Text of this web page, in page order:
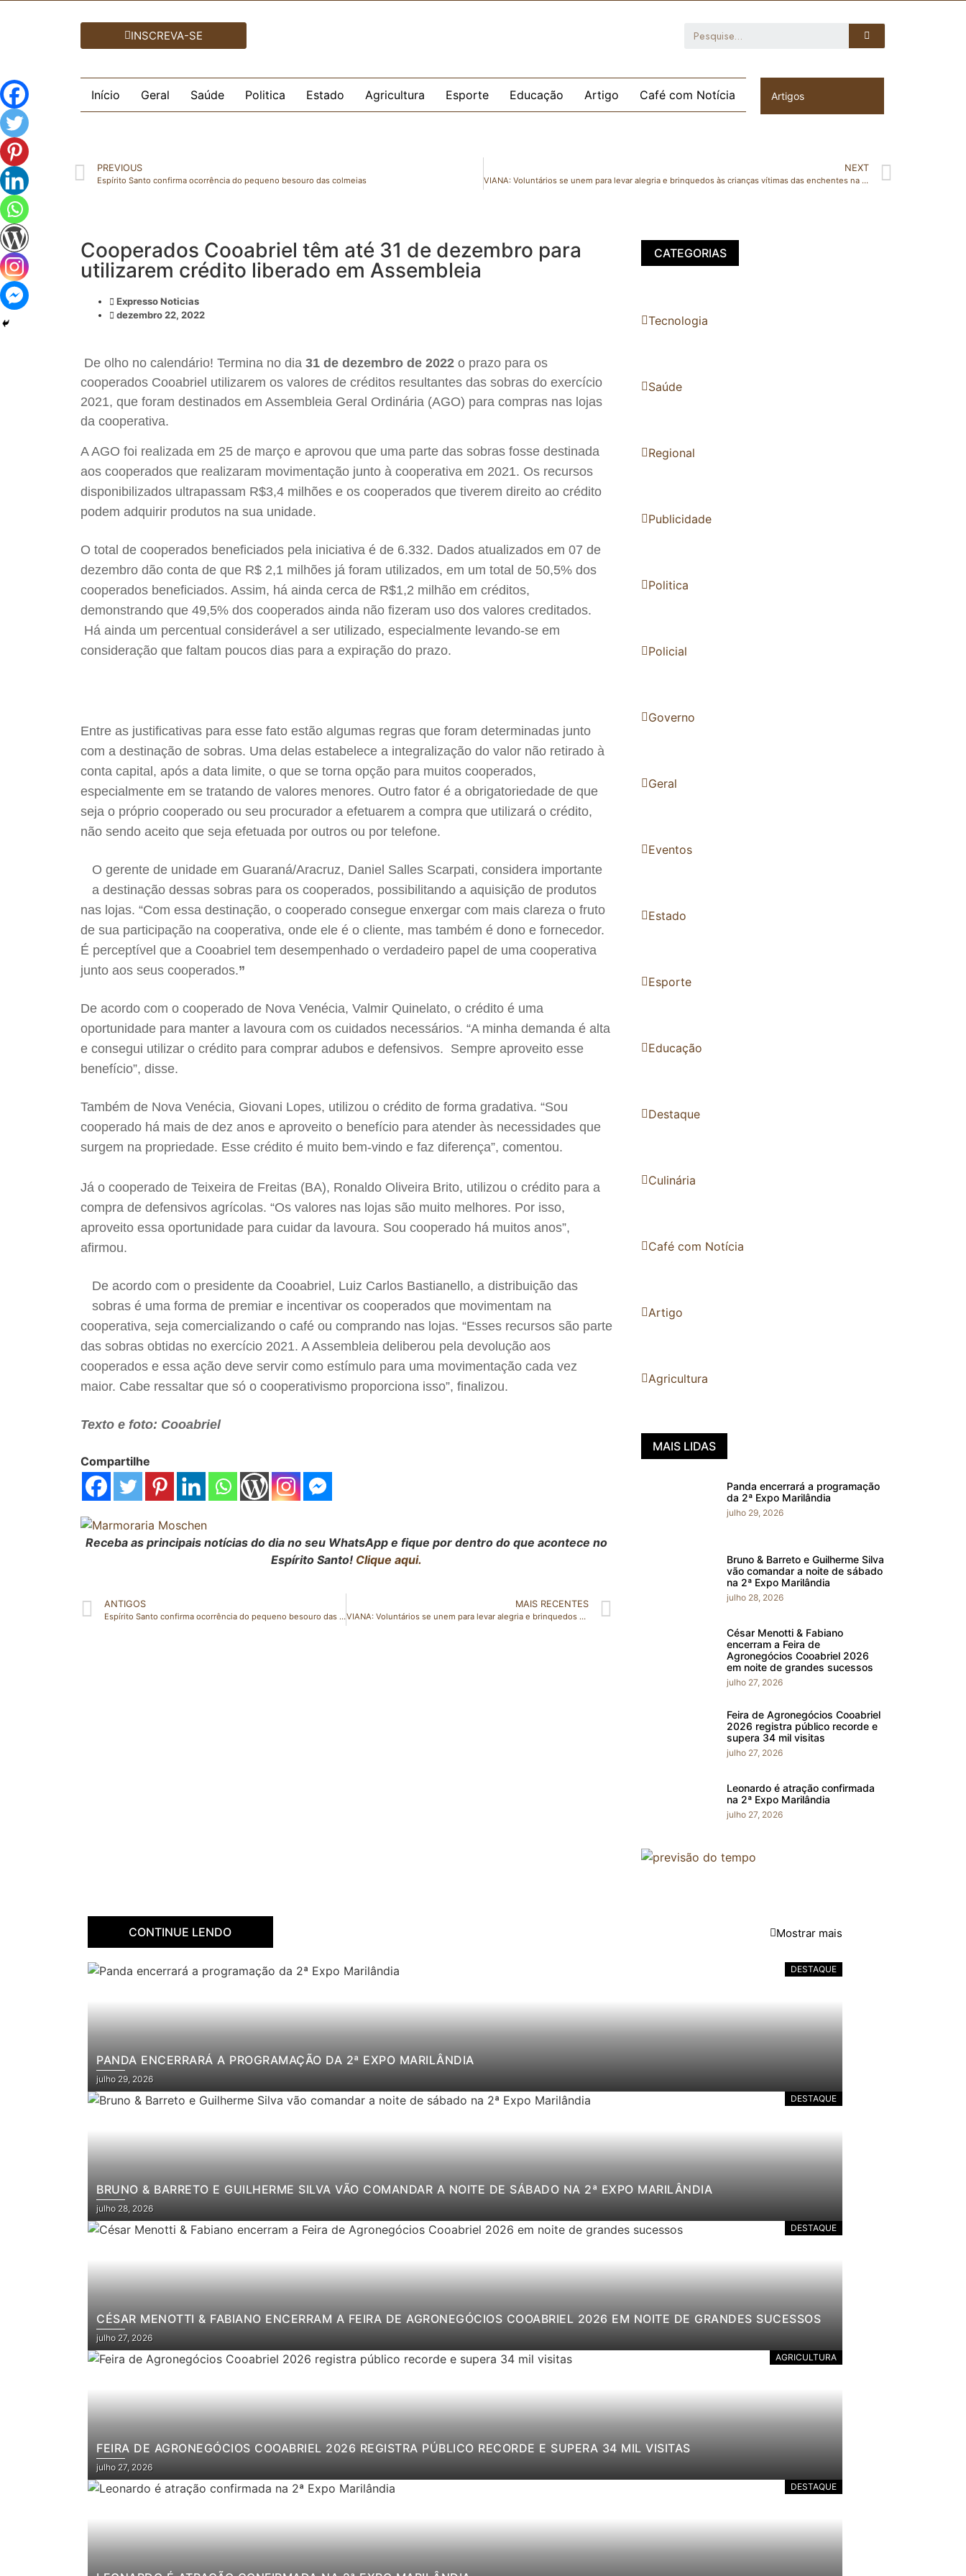
INSCREVA-SE
Início Geral Saúde Politica Estado Agricultura Esporte Educação Artigo Café com Notícia Artigos
PREVIOUS
Espírito Santo confirma ocorrência do pequeno besouro das colmeias
NEXT
VIANA: Voluntários se unem para levar alegria e brinquedos às crianças vítimas das enchentes na véspera de Natal
Cooperados Cooabriel têm até 31 de dezembro para
utilizarem crédito liberado em Assembleia
Expresso Noticias
dezembro 22, 2022
De olho no calendário! Termina no dia 31 de dezembro de 2022 o prazo para os
cooperados Cooabriel utilizarem os valores de créditos resultantes das sobras do exercício
2021, que foram destinados em Assembleia Geral Ordinária (AGO) para compras nas lojas
da cooperativa.
A AGO foi realizada em 25 de março e aprovou que uma parte das sobras fosse destinada
aos cooperados que realizaram movimentação junto à cooperativa em 2021. Os recursos
disponibilizados ultrapassam R$3,4 milhões e os cooperados que tiverem direito ao crédito
podem adquirir produtos na sua unidade.
O total de cooperados beneficiados pela iniciativa é de 6.332. Dados atualizados em 07 de
dezembro dão conta de que R$ 2,1 milhões já foram utilizados, em um total de 50,5% dos
cooperados beneficiados. Assim, há ainda cerca de R$1,2 milhão em créditos,
demonstrando que 49,5% dos cooperados ainda não fizeram uso dos valores creditados.
Há ainda um percentual considerável a ser utilizado, especialmente levando-se em
consideração que faltam poucos dias para a expiração do prazo.
Entre as justificativas para esse fato estão algumas regras que foram determinadas junto
com a destinação de sobras. Uma delas estabelece a integralização do valor não retirado à
conta capital, após a data limite, o que se torna opção para muitos cooperados,
especialmente em se tratando de valores menores. Outro fator é a obrigatoriedade de que
seja o próprio cooperado ou seu procurador a efetuarem a compra que utilizará o crédito,
não sendo aceito que seja efetuada por outros ou por telefone.
O gerente de unidade em Guaraná/Aracruz, Daniel Salles Scarpati, considera importante
a destinação dessas sobras para os cooperados, possibilitando a aquisição de produtos
nas lojas. “Com essa destinação, o cooperado consegue enxergar com mais clareza o fruto
de sua participação na cooperativa, onde ele é o cliente, mas também é dono e fornecedor.
É perceptível que a Cooabriel tem desempenhado o verdadeiro papel de uma cooperativa
junto aos seus cooperados.”
De acordo com o cooperado de Nova Venécia, Valmir Quinelato, o crédito é uma
oportunidade para manter a lavoura com os cuidados necessários. “A minha demanda é alta
e consegui utilizar o crédito para comprar adubos e defensivos. Sempre aproveito esse
benefício”, disse.
Também de Nova Venécia, Giovani Lopes, utilizou o crédito de forma gradativa. “Sou
cooperado há mais de dez anos e aproveito o benefício para atender às necessidades que
surgem na propriedade. Esse crédito é muito bem-vindo e faz diferença”, comentou.
Já o cooperado de Teixeira de Freitas (BA), Ronaldo Oliveira Brito, utilizou o crédito para a
compra de defensivos agrícolas. “Os valores nas lojas são muito melhores. Por isso,
aproveito essa oportunidade para cuidar da lavoura. Sou cooperado há muitos anos”,
afirmou.
De acordo com o presidente da Cooabriel, Luiz Carlos Bastianello, a distribuição das
sobras é uma forma de premiar e incentivar os cooperados que movimentam na
cooperativa, seja comercializando o café ou comprando nas lojas. “Esses recursos são parte
das sobras obtidas no exercício 2021. A Assembleia deliberou pela devolução aos
cooperados e essa ação deve servir como estímulo para uma movimentação cada vez
maior. Cabe ressaltar que só o cooperativismo proporciona isso”, finalizou.
Texto e foto: Cooabriel
Compartilhe
Receba as principais notícias do dia no seu WhatsApp e fique por dentro do que acontece no
Espírito Santo! Clique aqui.
ANTIGOS
Espírito Santo confirma ocorrência do pequeno besouro das colmeias
MAIS RECENTES
VIANA: Voluntários se unem para levar alegria e brinquedos às crianças vítimas das enchentes na véspera de Natal
CATEGORIAS
Tecnologia
Saúde
Regional
Publicidade
Politica
Policial
Governo
Geral
Eventos
Estado
Esporte
Educação
Destaque
Culinária
Café com Notícia
Artigo
Agricultura
MAIS LIDAS
Panda encerrará a programação
da 2ª Expo Marilândia
julho 29, 2026
Bruno & Barreto e Guilherme Silva
vão comandar a noite de sábado
na 2ª Expo Marilândia
julho 28, 2026
César Menotti & Fabiano
encerram a Feira de
Agronegócios Cooabriel 2026
em noite de grandes sucessos
julho 27, 2026
Feira de Agronegócios Cooabriel
2026 registra público recorde e
supera 34 mil visitas
julho 27, 2026
Leonardo é atração confirmada
na 2ª Expo Marilândia
julho 27, 2026
CONTINUE LENDO Mostrar mais
DESTAQUE
PANDA ENCERRARÁ A PROGRAMAÇÃO DA 2ª EXPO MARILÂNDIA
julho 29, 2026
DESTAQUE
BRUNO & BARRETO E GUILHERME SILVA VÃO COMANDAR A NOITE DE SÁBADO NA 2ª EXPO MARILÂNDIA
julho 28, 2026
DESTAQUE
CÉSAR MENOTTI & FABIANO ENCERRAM A FEIRA DE AGRONEGÓCIOS COOABRIEL 2026 EM NOITE DE GRANDES SUCESSOS
julho 27, 2026
AGRICULTURA
FEIRA DE AGRONEGÓCIOS COOABRIEL 2026 REGISTRA PÚBLICO RECORDE E SUPERA 34 MIL VISITAS
julho 27, 2026
DESTAQUE